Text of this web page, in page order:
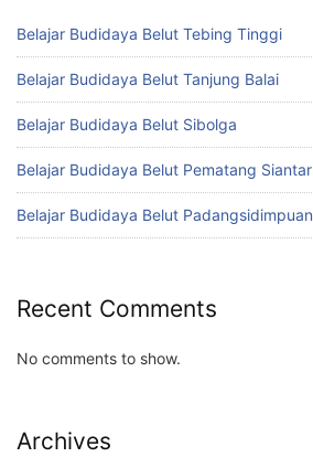
Belajar Budidaya Belut Tebing Tinggi
Belajar Budidaya Belut Tanjung Balai
Belajar Budidaya Belut Sibolga
Belajar Budidaya Belut Pematang Siantar
Belajar Budidaya Belut Padangsidimpuan
Recent Comments
No comments to show.
Archives